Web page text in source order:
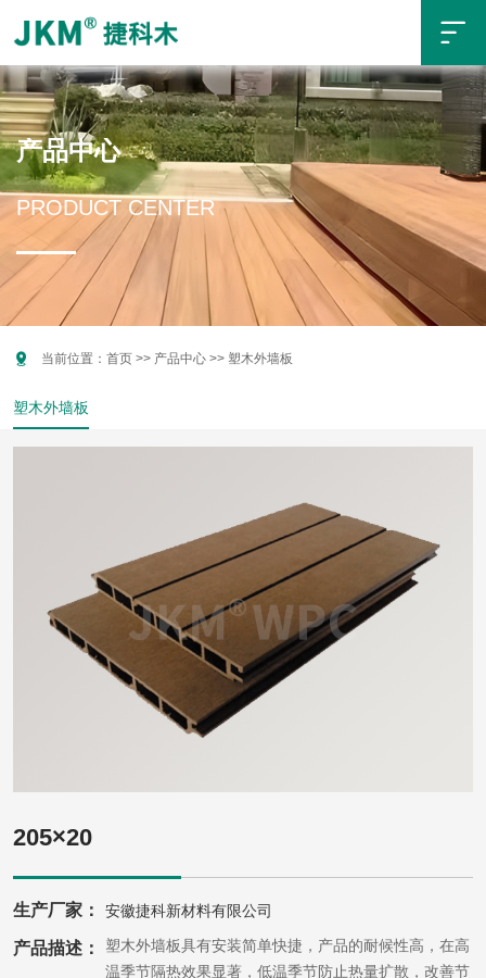

产品中心
PRODUCT CENTER
塑木外墙板
 当前位置： 首页 >> 产品中心 >> 塑木外墙板
205×20
生产厂家： 安徽捷科新材料有限公司
产品描述：捷科塑木外墙板具有安装简单快捷，产品的耐候性高，在高
温季节隔热效果显著，低温季节防止热量扩散，改善节